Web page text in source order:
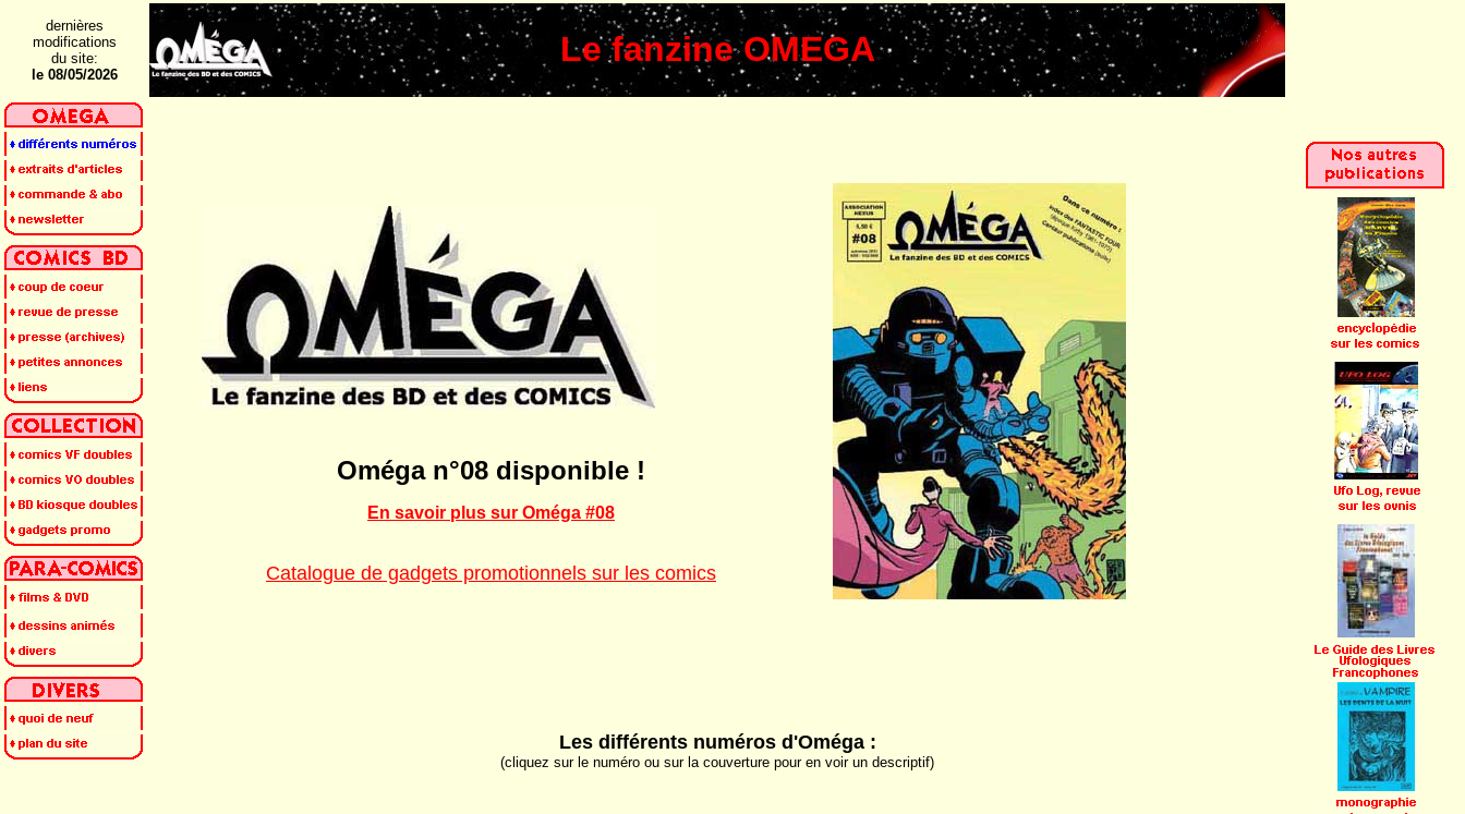
dernières
modifications
du site:
le 08/05/2026
Le fanzine OMEGA
Oméga n°08 disponible !
En savoir plus sur Oméga #08
Catalogue de gadgets promotionnels sur les comics
Les différents numéros d'Oméga :
(cliquez sur le numéro ou sur la couverture pour en voir un descriptif)